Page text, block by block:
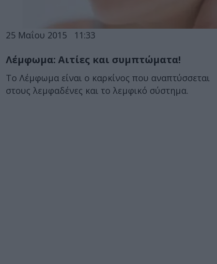
25 Μαΐου 2015 11:33
Λέμφωμα: Αιτίες και συμπτώματα!
Το Λέμφωμα είναι ο καρκίνος που αναπτύσσεται
στους λεμφαδένες και το λεμφικό σύστημα.